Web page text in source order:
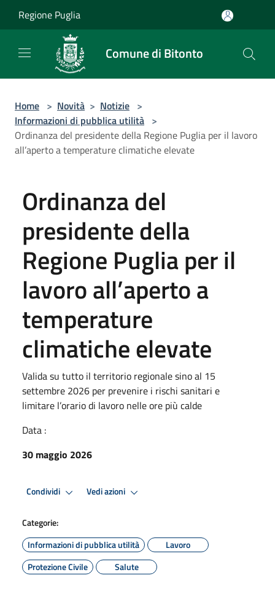
Regione Puglia
Comune di Bitonto
Home > Novità > Notizie >
Informazioni di pubblica utilità >
Ordinanza del presidente della Regione Puglia per il lavoro
all’aperto a temperature climatiche elevate
Ordinanza del
presidente della
Regione Puglia per il
lavoro all’aperto a
temperature
climatiche elevate
Valida su tutto il territorio regionale sino al 15
settembre 2026 per prevenire i rischi sanitari e
limitare l’orario di lavoro nelle ore più calde
Data :
30 maggio 2026
Condividi Vedi azioni
Categorie:
Informazioni di pubblica utilità
Lavoro
Protezione Civile
Salute